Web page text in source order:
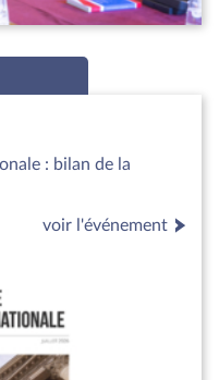
: bilan de la
voir l'événement